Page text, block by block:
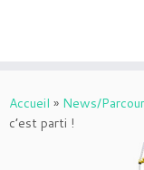
au
contenu
Accueil » News/
c’est parti !